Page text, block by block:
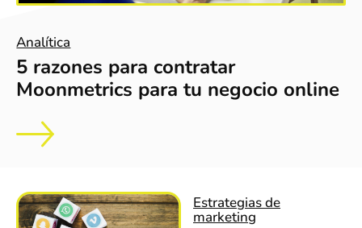
Analítica
5 razones para contratar
Moonmetrics para tu negocio online
Estrategias de
marketing